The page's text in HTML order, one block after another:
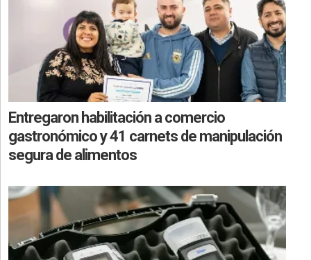
Entregaron habilitación a comercio
gastronómico y 41 carnets de manipulación
segura de alimentos